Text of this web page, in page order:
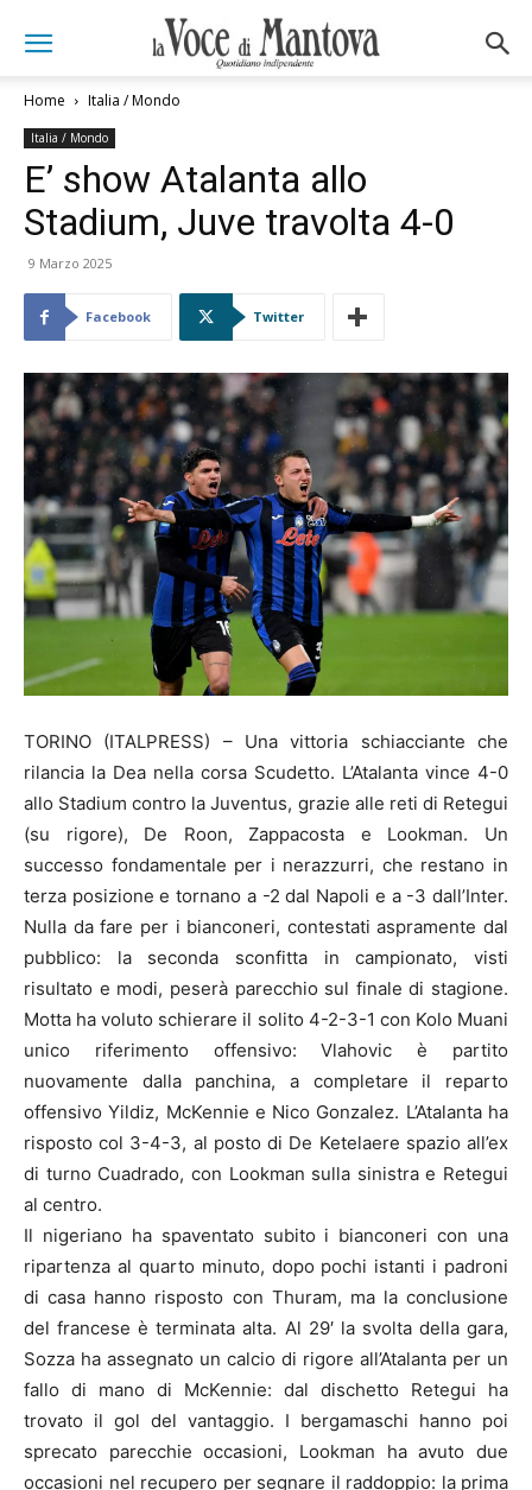
Home Italia / Mondo
Italia / Mondo
E’ show Atalanta allo
Stadium, Juve travolta 4-0
9 Marzo 2025
Facebook Twitter
TORINO (ITALPRESS) – Una vittoria schiacciante che
rilancia la Dea nella corsa Scudetto. L’Atalanta vince 4-0
allo Stadium contro la Juventus, grazie alle reti di Retegui
(su rigore), De Roon, Zappacosta e Lookman. Un
successo fondamentale per i nerazzurri, che restano in
terza posizione e tornano a -2 dal Napoli e a -3 dall’Inter.
Nulla da fare per i bianconeri, contestati aspramente dal
pubblico: la seconda sconfitta in campionato, visti
risultato e modi, peserà parecchio sul finale di stagione.
Motta ha voluto schierare il solito 4-2-3-1 con Kolo Muani
unico riferimento offensivo: Vlahovic è partito
nuovamente dalla panchina, a completare il reparto
offensivo Yildiz, McKennie e Nico Gonzalez. L’Atalanta ha
risposto col 3-4-3, al posto di De Ketelaere spazio all’ex
di turno Cuadrado, con Lookman sulla sinistra e Retegui
al centro.
Il nigeriano ha spaventato subito i bianconeri con una
ripartenza al quarto minuto, dopo pochi istanti i padroni
di casa hanno risposto con Thuram, ma la conclusione
del francese è terminata alta. Al 29′ la svolta della gara,
Sozza ha assegnato un calcio di rigore all’Atalanta per un
fallo di mano di McKennie: dal dischetto Retegui ha
trovato il gol del vantaggio. I bergamaschi hanno poi
sprecato parecchie occasioni, Lookman ha avuto due
occasioni nel recupero per segnare il raddoppio: la prima